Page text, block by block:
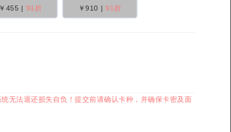
￥455 | 91折 ￥910 | 91折
无法退还损失自负！提交前请确认卡种，并确保卡密及面